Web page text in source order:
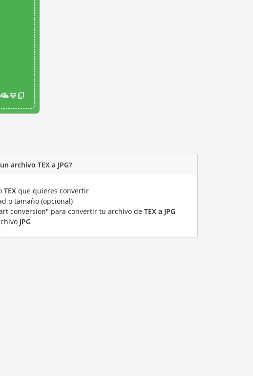
archivo TEX a JPG?
TEX que quieres convertir
o tamaño (opcional)
conversion" para convertir tu archivo de TEX a JPG
JPG